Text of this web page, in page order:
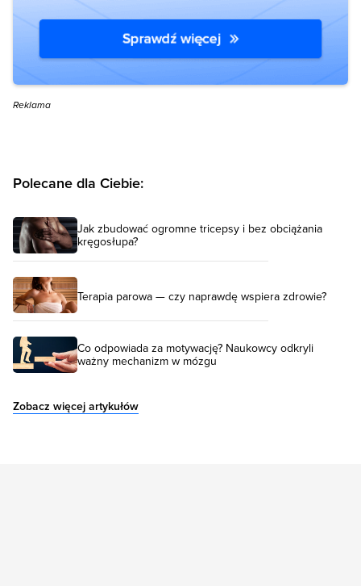
Reklama
Polecane dla Ciebie:
Jak zbudować ogromne tricepsy i bez obciążania
kręgosłupa?
Terapia parowa — czy naprawdę wspiera zdrowie?
Co odpowiada za motywację? Naukowcy odkryli
ważny mechanizm w mózgu
Zobacz więcej artykułów